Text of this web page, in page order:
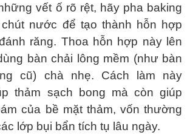
vết ố rõ rệt, hãy pha baking
nước để tạo thành hỗn hợp
răng. Thoa hỗn hợp này lên
bàn chải lông mềm (như bàn
cũ) chà nhẹ. Cách làm này
thảm sạch bong mà còn giúp
của bề mặt thảm, vốn thường
lớp bụi bẩn tích tụ lâu ngày.